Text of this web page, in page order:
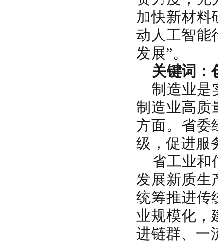
加快新材料
动人工智能
发展”。
关键词：
制造业是
制造业高质
方面。省委
级，促进服
省工业和
发展新质生
统筹推进传
业规模化，
进链群、一